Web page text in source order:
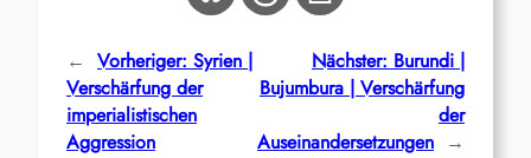
← Vorheriger: Syrien |
Verschärfung der
imperialistischen
Aggression
Nächster: Burundi |
Bujumbura | Verschärfung
der
Auseinandersetzungen →